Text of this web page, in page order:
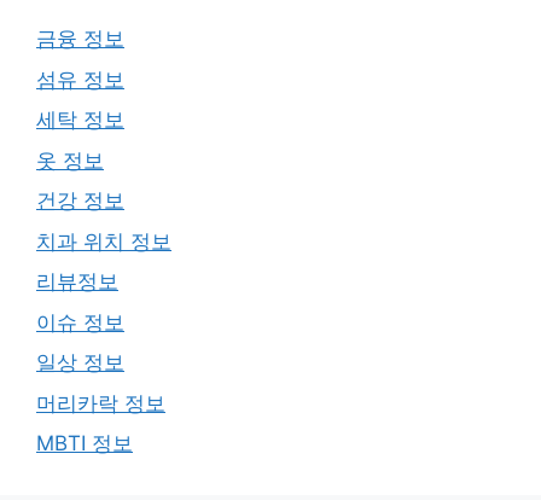
금융 정보
섬유 정보
세탁 정보
옷 정보
건강 정보
치과 위치 정보
리뷰정보
이슈 정보
일상 정보
머리카락 정보
MBTI 정보